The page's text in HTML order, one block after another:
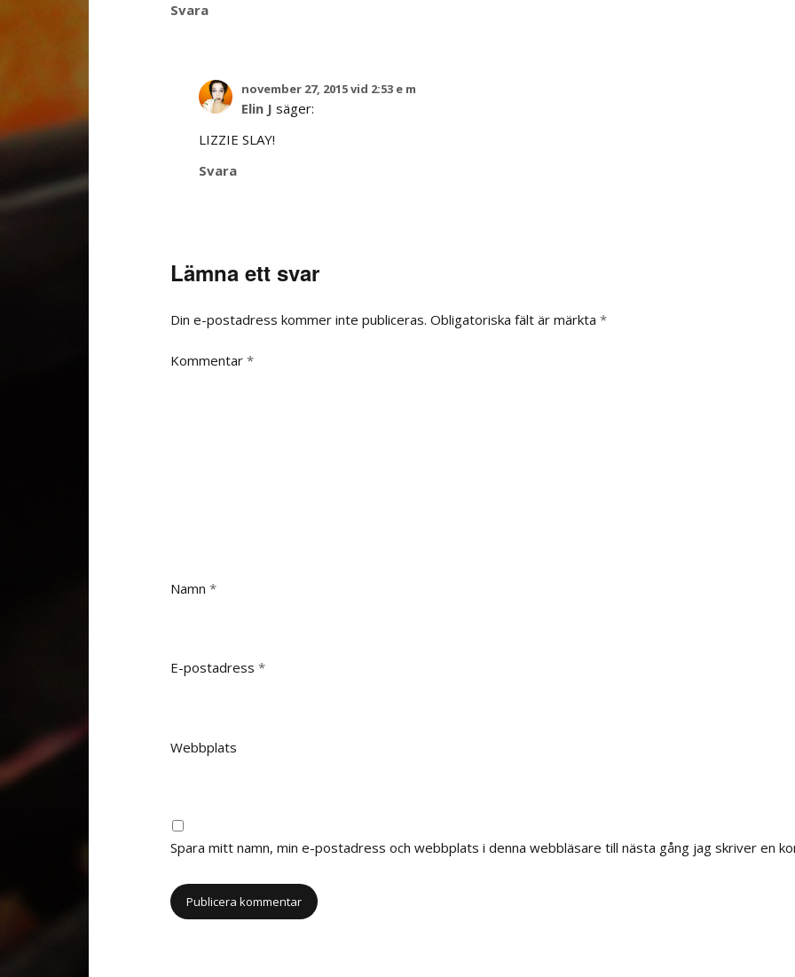
Svara
november 27, 2015 vid 2:53 e m
Elin J säger:
LIZZIE SLAY!
Svara
Lämna ett svar
Din e-postadress kommer inte publiceras. Obligatoriska fält är märkta *
Kommentar *
Namn *
E-postadress *
Webbplats
Spara mitt namn, min e-postadress och webbplats i denna webbläsare till nästa gång jag skriver en